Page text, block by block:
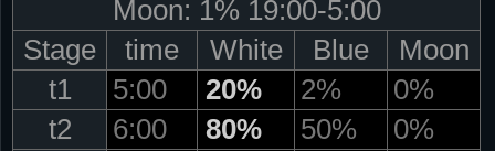
Moon: 1% 19:00-5:00
Stage
time White Blue
Moon
t1
5:00 20% 2%
0%
t2
6:00 80% 50%
0%